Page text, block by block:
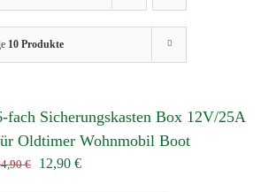
10 Produkte
fach Sicherungskasten Box 12V/25A
Oldtimer Wohnmobil Boot
€
Ursprünglicher
12,90€Aktueller